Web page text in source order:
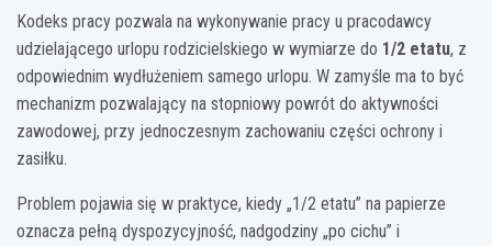
Kodeks pracy pozwala na wykonywanie pracy u pracodawcy
udzielającego urlopu rodzicielskiego w wymiarze do 1/2 etatu, z
odpowiednim wydłużeniem samego urlopu. W zamyśle ma to być
mechanizm pozwalający na stopniowy powrót do aktywności
zawodowej, przy jednoczesnym zachowaniu części ochrony i
zasiłku.
Problem pojawia się w praktyce, kiedy „1/2 etatu” na papierze
oznacza pełną dyspozycyjność, nadgodziny „po cichu” i